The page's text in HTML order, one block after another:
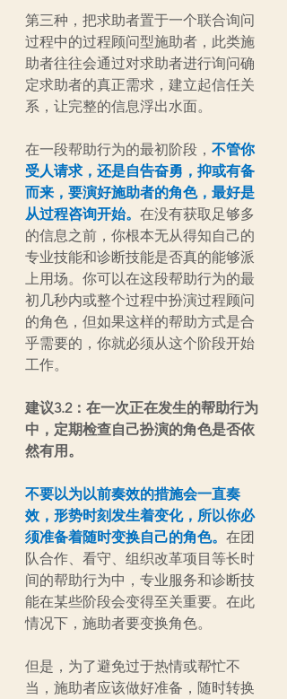
第三种，把求助者置于一个联合询问
过程中的过程顾问型施助者，此类施
助者往往会通过对求助者进行询问确
定求助者的真正需求，建立起信任关
系，让完整的信息浮出水面。
在一段帮助行为的最初阶段， 不管你
受人请求，还是自告奋勇，抑或有备
而来，要演好施助者的角色，最好是
从过程咨询开始。 在没有获取足够多
的信息之前，你根本无从得知自己的
专业技能和诊断技能是否真的能够派
上用场。你可以在这段帮助行为的最
初几秒内或整个过程中扮演过程顾问
的角色，但如果这样的帮助方式是合
乎需要的，你就必须从这个阶段开始
工作。
建议3.2：在一次正在发生的帮助行为
中，定期检查自己扮演的角色是否依
然有用。
不要以为以前奏效的措施会一直奏
效，形势时刻发生着变化，所以你必
须准备着随时变换自己的角色。 在团
队合作、看守、组织改革项目等长时
间的帮助行为中，专业服务和诊断技
能在某些阶段会变得至关重要。在此
情况下，施助者要变换角色。
但是，为了避免过于热情或帮忙不
当，施助者应该做好准备，随时转换